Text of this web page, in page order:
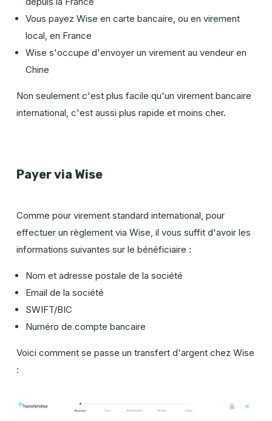
Vous payez Wise en carte bancaire, ou en virement
local, en France
Wise s'occupe d'envoyer un virement au vendeur en
Chine
Non seulement c'est plus facile qu'un virement bancaire
international, c'est aussi plus rapide et moins cher.
Payervia Wise
Comme pour virement standard international, pour
effectuer un règlement via Wise, il vous suffit d'avoir les
informations suivantes sur le bénéficiaire :
Nom et adresse postale de la société
Email de la société
SWIFT/BIC
Numéro de compte bancaire
Voici comment se passe un transfert d'argent chez Wise
: